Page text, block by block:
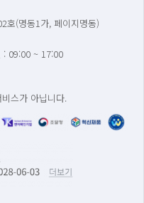
호(명동1가, 페이지명동)
09:00 ~ 17:00
스가 아닙니다.